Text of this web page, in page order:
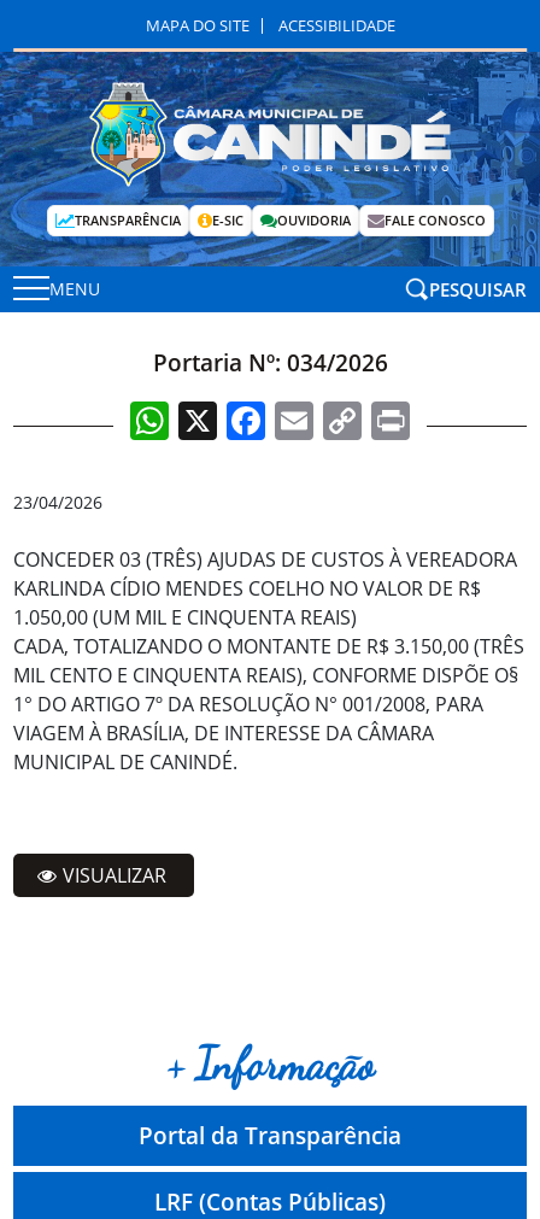
MAPA DO SITE ACESSIBILIDADE
TRANSPARÊNCIA E-SIC OUVIDORIA FALE CONOSCO
MENU PESQUISAR
Portaria Nº: 034/2026
WhatsApp
X Facebook
EmailCopyPrint
23/04/2026
CONCEDER 03 (TRÊS) AJUDAS DE CUSTOS À VEREADORA
KARLINDA CÍDIO MENDES COELHO NO VALOR DE R$
1.050,00 (UM MIL E CINQUENTA REAIS)
CADA, TOTALIZANDO O MONTANTE DE R$ 3.150,00 (TRÊS
MIL CENTO E CINQUENTA REAIS), CONFORME DISPÕE O§
1° DO ARTIGO 7º DA RESOLUÇÃO N° 001/2008, PARA
VIAGEM À BRASÍLIA, DE INTERESSE DA CÂMARA
MUNICIPAL DE CANINDÉ.
VISUALIZAR
+ Informação
Portal da Transparência
LRF (Contas Públicas)